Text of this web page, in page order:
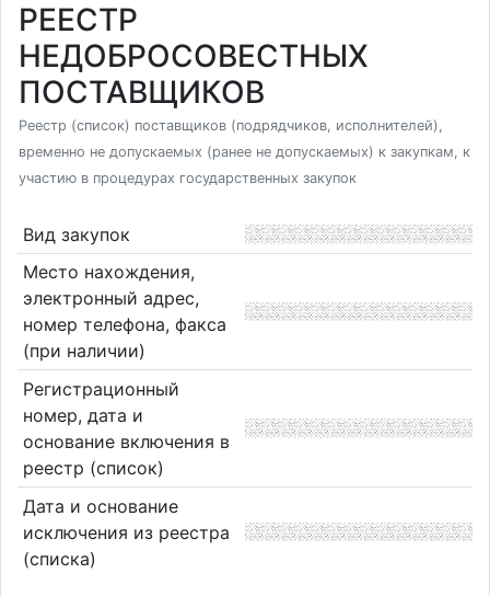
РЕЕСТР
НЕДОБРОСОВЕСТНЫХ
ПОСТАВЩИКОВ
Реестр (список) поставщиков (подрядчиков, исполнителей),
временно не допускаемых (ранее не допускаемых) к закупкам, к
участию в процедурах государственных закупок
Вид закупок
Место нахождения,
электронный адрес,
номер телефона, факса
(при наличии)
Регистрационный
номер, дата и
основание включения в
реестр (список)
Дата и основание
исключения из реестра
(списка)